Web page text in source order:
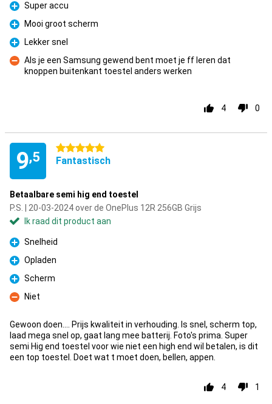
Pluspunt
Super accu
Pluspunt
Mooi groot scherm
Pluspunt
Lekker snel
Minpunt
Als je een Samsung gewend bent moet je ff leren dat
knoppen buitenkant toestel anders werken
4 0
9,5
5 sterren
Fantastisch
Betaalbare semi hig end toestel
P.S. | 20-03-2024 over de OnePlus 12R 256GB Grijs
Ik raad dit product aan
Pluspunt
Snelheid
Pluspunt
Opladen
Pluspunt
Scherm
Minpunt
Niet
Gewoon doen.... Prijs kwaliteit in verhouding. Is snel, scherm top,
laad mega snel op, gaat lang mee batterij. Foto's prima. Super
semi Hig end toestel voor wie niet een high end wil betalen, is dit
een top toestel. Doet wat t moet doen, bellen, appen.
4 1